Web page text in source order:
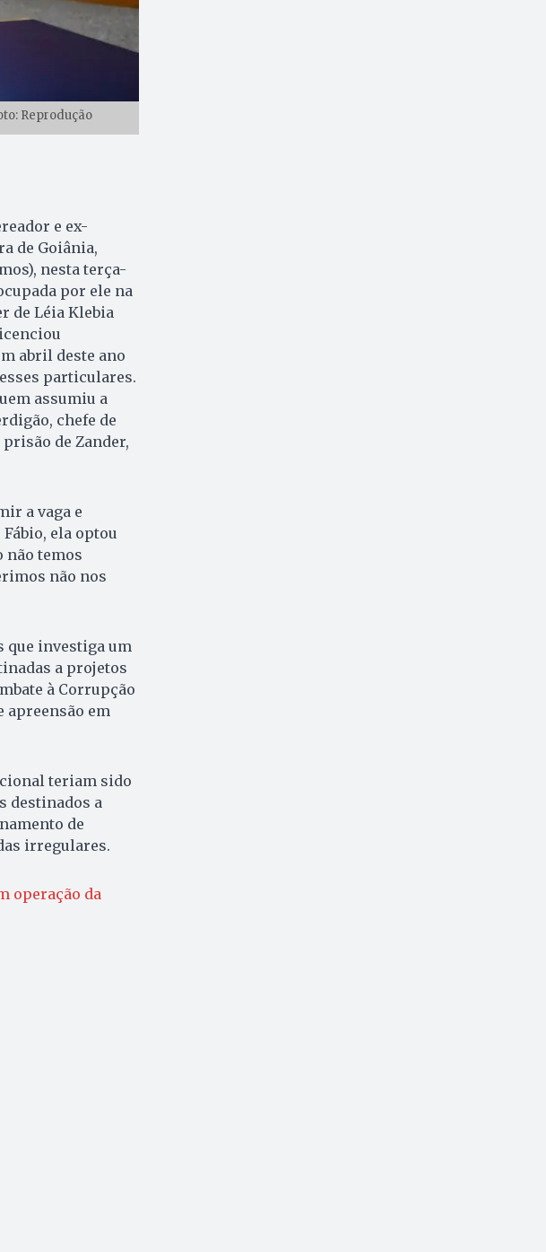
Reprodução
e ex-
de Goiânia,
nesta terça-
por ele na
de Léia Klebia
abril deste ano
particulares.
assumiu a
chefe de
prisão de Zander,
a vaga e
ela optou
não temos
não nos
que investiga um
a projetos
à Corrupção
apreensão em
teriam sido
destinados a
de
irregulares.
operação da